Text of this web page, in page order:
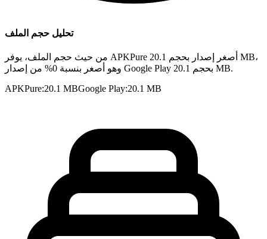
تحليل حجم الملف
من حيث حجم الملف، يوفر APKPure أصغر إصدار بحجم 20.1 MB،
وهو أصغر بنسبة 0% من إصدار Google Play بحجم 20.1 MB.
APKPure:20.1 MBGoogle Play:20.1 MB